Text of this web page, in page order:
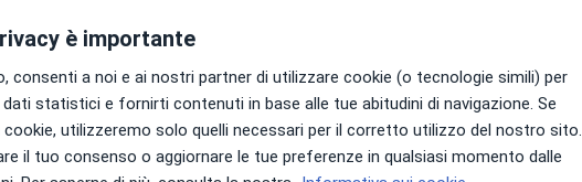
accademica in Medicina e
di Firenze, ha conseguito la
è importante
consenti a noi e ai nostri partner di utilizzare cookie (o tecnologie simili) per
statistici e fornirti contenuti in base alle tue abitudini di navigazione. Se
utilizzeremo solo quelli necessari per il corretto utilizzo del nostro sito.
il tuo consenso o aggiornare le tue preferenze in qualsiasi momento dalle